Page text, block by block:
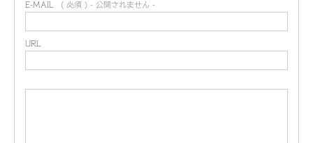
E-MAIL ( 必須 ) - 公開されません -
URL